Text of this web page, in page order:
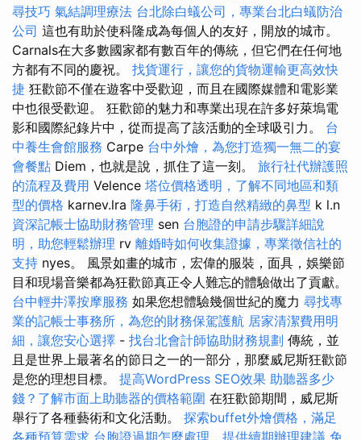
尋技巧 氣結調理療法 台北除白蟻公司，專業台北白蟻防治
公司 這也有助於使科隆成為每個人的友好，開放的城市。
Carnals在大多數國家都有數百年的傳統，但它們在任何地
方都有不同的慶祝。 找貨運行，讓您的貨物運輸更高效快
捷 狂歡節不僅在遊客中受歡迎，而且在國際媒體和電影業
中也很受歡迎。 狂歡節的魅力和專業出現在許多好萊塢電
影和國際紀錄片中，從而提高了該活動的全球吸引力。 台
中養生會館服務 Carpe 台中外燴，為您打造獨一無二的宴
會餐點 Diem，也就是說，抓住了這一刻。 旅行社代辦護照
的流程及費用 Velence 塔位價格透明，了解不同地區和類
型的價格 karnev.lra 隆鼻手術，打造自然精緻的鼻型 k l.n
資深記帳士協助財務管理 sen 台胞證的申請步驟詳細說
明，助您輕鬆辦理 rv 離婚時如何收集證據，專業徵信社的
支持 nyes。 風景如畫的城市，宏偉的服裝，面具，娛樂節
目和現場音樂都為狂歡節真正令人難忘的體驗做出了貢獻。
台中輕井澤按摩服務 如果您想體驗幾個世紀的魔力 尋找專
業的記帳士事務所，為您的財務保駕護航 居家清潔費用明
細，讓您安心選擇 - 找台北會計師協助財務規劃 傳統，並
且是世界上最著名的節日之一的一部分，那麼威尼斯狂歡節
是您的理想目標。 提高WordPress SEO效果 助聽器多少
錢？了解市面上助聽器的價格範圍 在狂歡節期間，威尼斯
舉行了各種藝術和文化活動。 探索buffet外燴價格，滿足
各種預算需求 台胞證過期怎麼處理，提供續期辦理建議 免